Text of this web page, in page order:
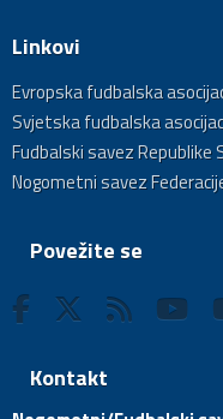
Linkovi
Evropska fudbalska
Svjetska fudbalska
Fudbalski savez Republike
Nogometni savez
Povežite se
Kontakt